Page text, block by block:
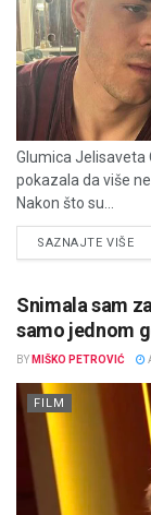
Glumica Jelisaveta
pokazala da više
Nakon što su...
SAZNAJTE VIŠE
Snimala sam
samo jednom
BY MIŠKO PETROVIĆ
FILM